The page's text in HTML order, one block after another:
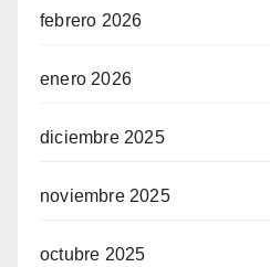
febrero 2026
enero 2026
diciembre 2025
noviembre 2025
octubre 2025